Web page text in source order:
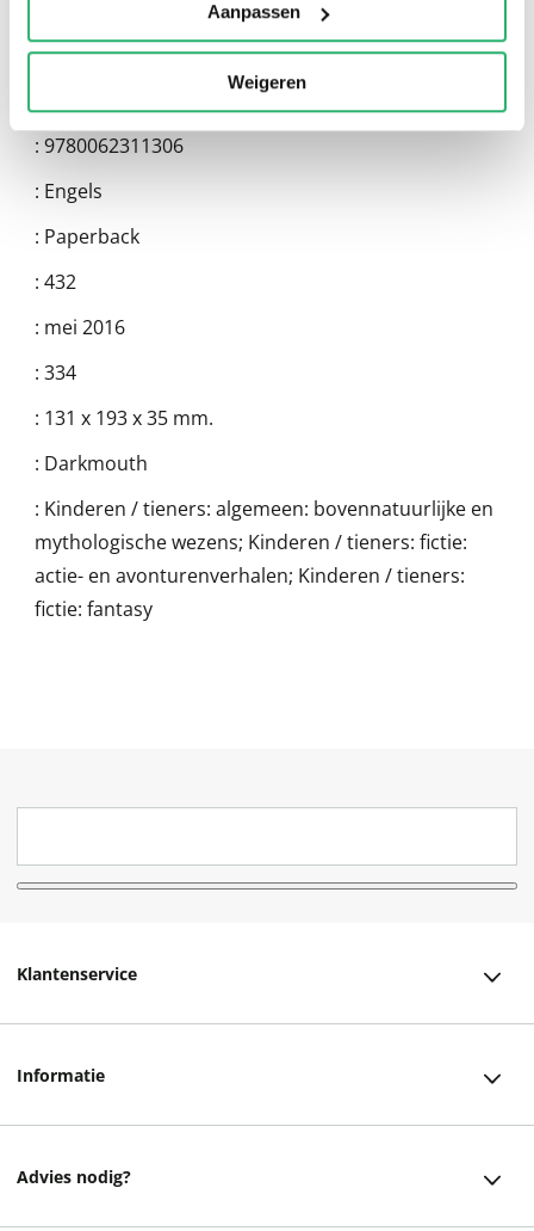
Aanpassen
Weigeren
:Shane Hegarty
: 9780062311306
: Engels
: Paperback
: 432
: mei 2016
: 334
: 131 x 193 x 35 mm.
: Darkmouth
: Kinderen / tieners: algemeen: bovennatuurlijke en
mythologische wezens; Kinderen / tieners: fictie:
actie- en avonturenverhalen; Kinderen / tieners:
fictie: fantasy
Klantenservice
Informatie
Advies nodig?